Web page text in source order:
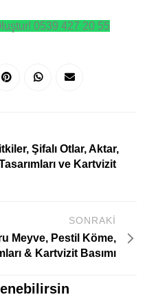
0539 427 20 55
Şifalı Otlar, Aktar,
ve Kartvizit
SONRAKI
Meyve, Pestil Köme,
& Kartvizit Basımı